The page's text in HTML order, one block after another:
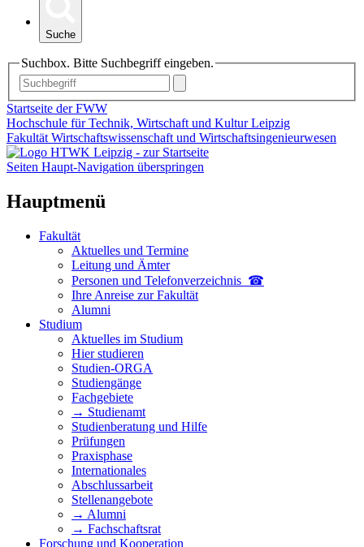
Suche
Suchbox. Bitte Suchbegriff eingeben.
Startseite der FWW
Hochschule für Technik, Wirtschaft und Kultur Leipzig
Fakultät Wirtschaftswissenschaft und Wirtschaftsingenieurwesen
Seiten Haupt-Navigation überspringen
Hauptmenü
Fakultät
Aktuelles und Termine
Leitung und Ämter
Personen und Telefon­verzeichnis ☎
Ihre Anreise zur Fakultät
Alumni
Studium
Aktuelles im Studium
Hier studieren
Studien-ORGA
Studiengänge
Fachgebiete
→ Studienamt
Studienberatung und Hilfe
Prüfungen
Praxisphase
Internationales
Abschlussarbeit
Stellenangebote
→ Alumni
→ Fachschaftsrat
Forschung und Kooperation